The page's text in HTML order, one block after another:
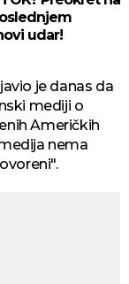
udar!
je danas da
mediji o
Američkih
nema